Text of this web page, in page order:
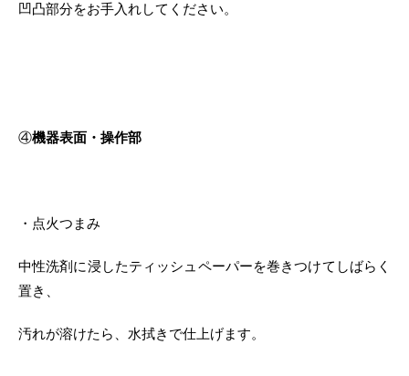
凹凸部分をお手入れしてください。
④機器表面・操作部
・点火つまみ
中性洗剤に浸したティッシュペーパーを巻きつけてしばらく
置き、
汚れが溶けたら、水拭きで仕上げます。